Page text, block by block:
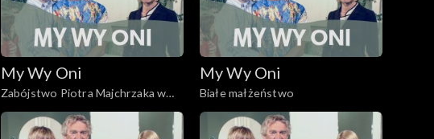
My Wy Oni
Zabójstwo Piotra Majchrzaka w
stanie wojennym
My Wy Oni
Białe małżeństwo